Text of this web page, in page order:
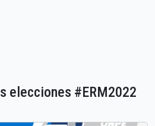
elecciones #ERM2022